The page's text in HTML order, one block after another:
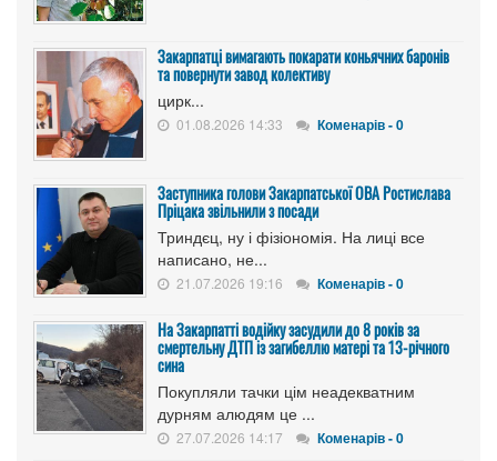
Закарпатці вимагають покарати коньячних баронів
та повернути завод колективу
цирк...
01.08.2026 14:33 Коменарів - 0
Заступника голови Закарпатської ОВА Ростислава
Пріцака звільнили з посади
Триндєц, ну і фізіономія. На лиці все
написано, не...
21.07.2026 19:16 Коменарів - 0
На Закарпатті водійку засудили до 8 років за
смертельну ДТП із загибеллю матері та 13-річного
сина
Покупляли тачки цім неадекватним
дурням алюдям це ...
27.07.2026 14:17 Коменарів - 0